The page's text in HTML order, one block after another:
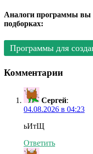
Аналоги программы вы
подборках:
Программы для
Комментарии
Сергей:
04.08.2026 в 04:23
ьИтЩ
Ответить